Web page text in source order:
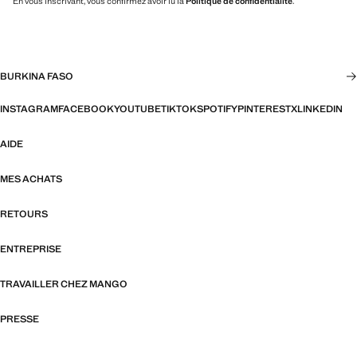
BURKINA FASO
INSTAGRAMFACEBOOKYOUTUBETIKTOKSPOTIFYPINTERESTXLINKEDIN
AIDE
MES ACHATS
RETOURS
ENTREPRISE
TRAVAILLER CHEZ MANGO
PRESSE